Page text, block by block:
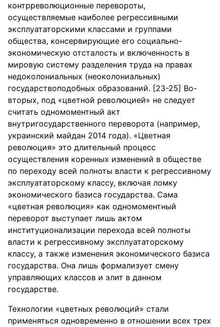
контрреволюционные перевороты,
осуществляемые наиболее регрессивными
эксплуататорскими классами и группами
общества, консервирующие его социально-
экономическую отсталость и включенность в
мировую систему разделения труда на правах
недоколониальных (неоколониальных)
государствоподобных образований. [23-25] Во-
вторых, под «цветной революцией» не следует
считать одномоментный акт
внутригосударственного переворота (например,
украинский майдан 2014 года). «Цветная
революция» это длительный процесс
осуществления коренных изменений в обществе
по переходу всей полноты власти к регрессивному
эксплуататорскому классу, включая ломку
экономического базиса государства. Сама
«цветная революция» как одномоментный
переворот выступает лишь актом
институционализации перехода всей полноты
власти к регрессивному эксплуататорскому
классу, а также изменения экономического базиса
государства. Она лишь формализует смену
управляющих классов и элит в данном
государстве.
Технологии «цветных революций» стали
применяться одновременно в отношении всех трех